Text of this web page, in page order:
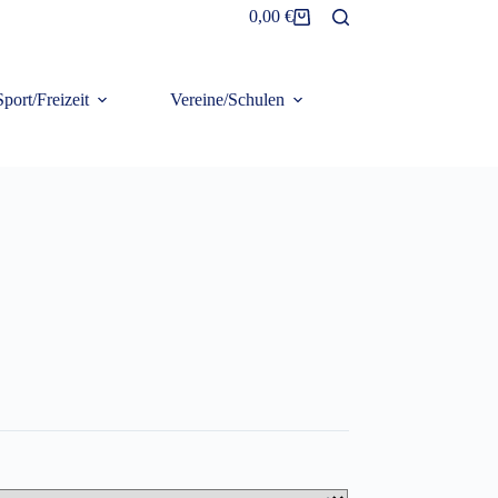
Warenkorb
0,00 €
Freizeit Vereine/Schulen